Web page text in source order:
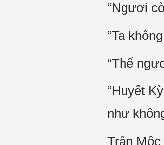
“Ngươi
“Ta
“Thế
“Huyết
như
Trân